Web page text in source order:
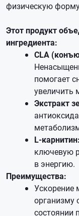
физическую
Этот продукт
ингредиента:
CLA
помогает
увеличить
Экстракт
L-карнитин:
ключевую
в энергию.
Преимущества:
Ускорение
организму
состоянии